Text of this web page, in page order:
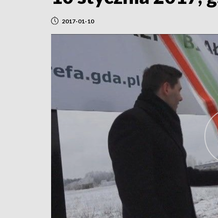
2017-01-10